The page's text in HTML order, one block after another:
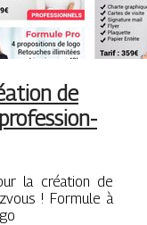
de
la création de
! Formule à